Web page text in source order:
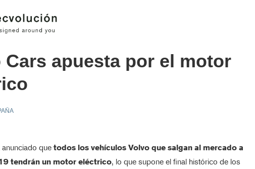
Cars apuesta por el motor
que todos los vehículos Volvo que salgan al mercado a
tendrán un motor eléctrico, lo que supone el final histórico de los